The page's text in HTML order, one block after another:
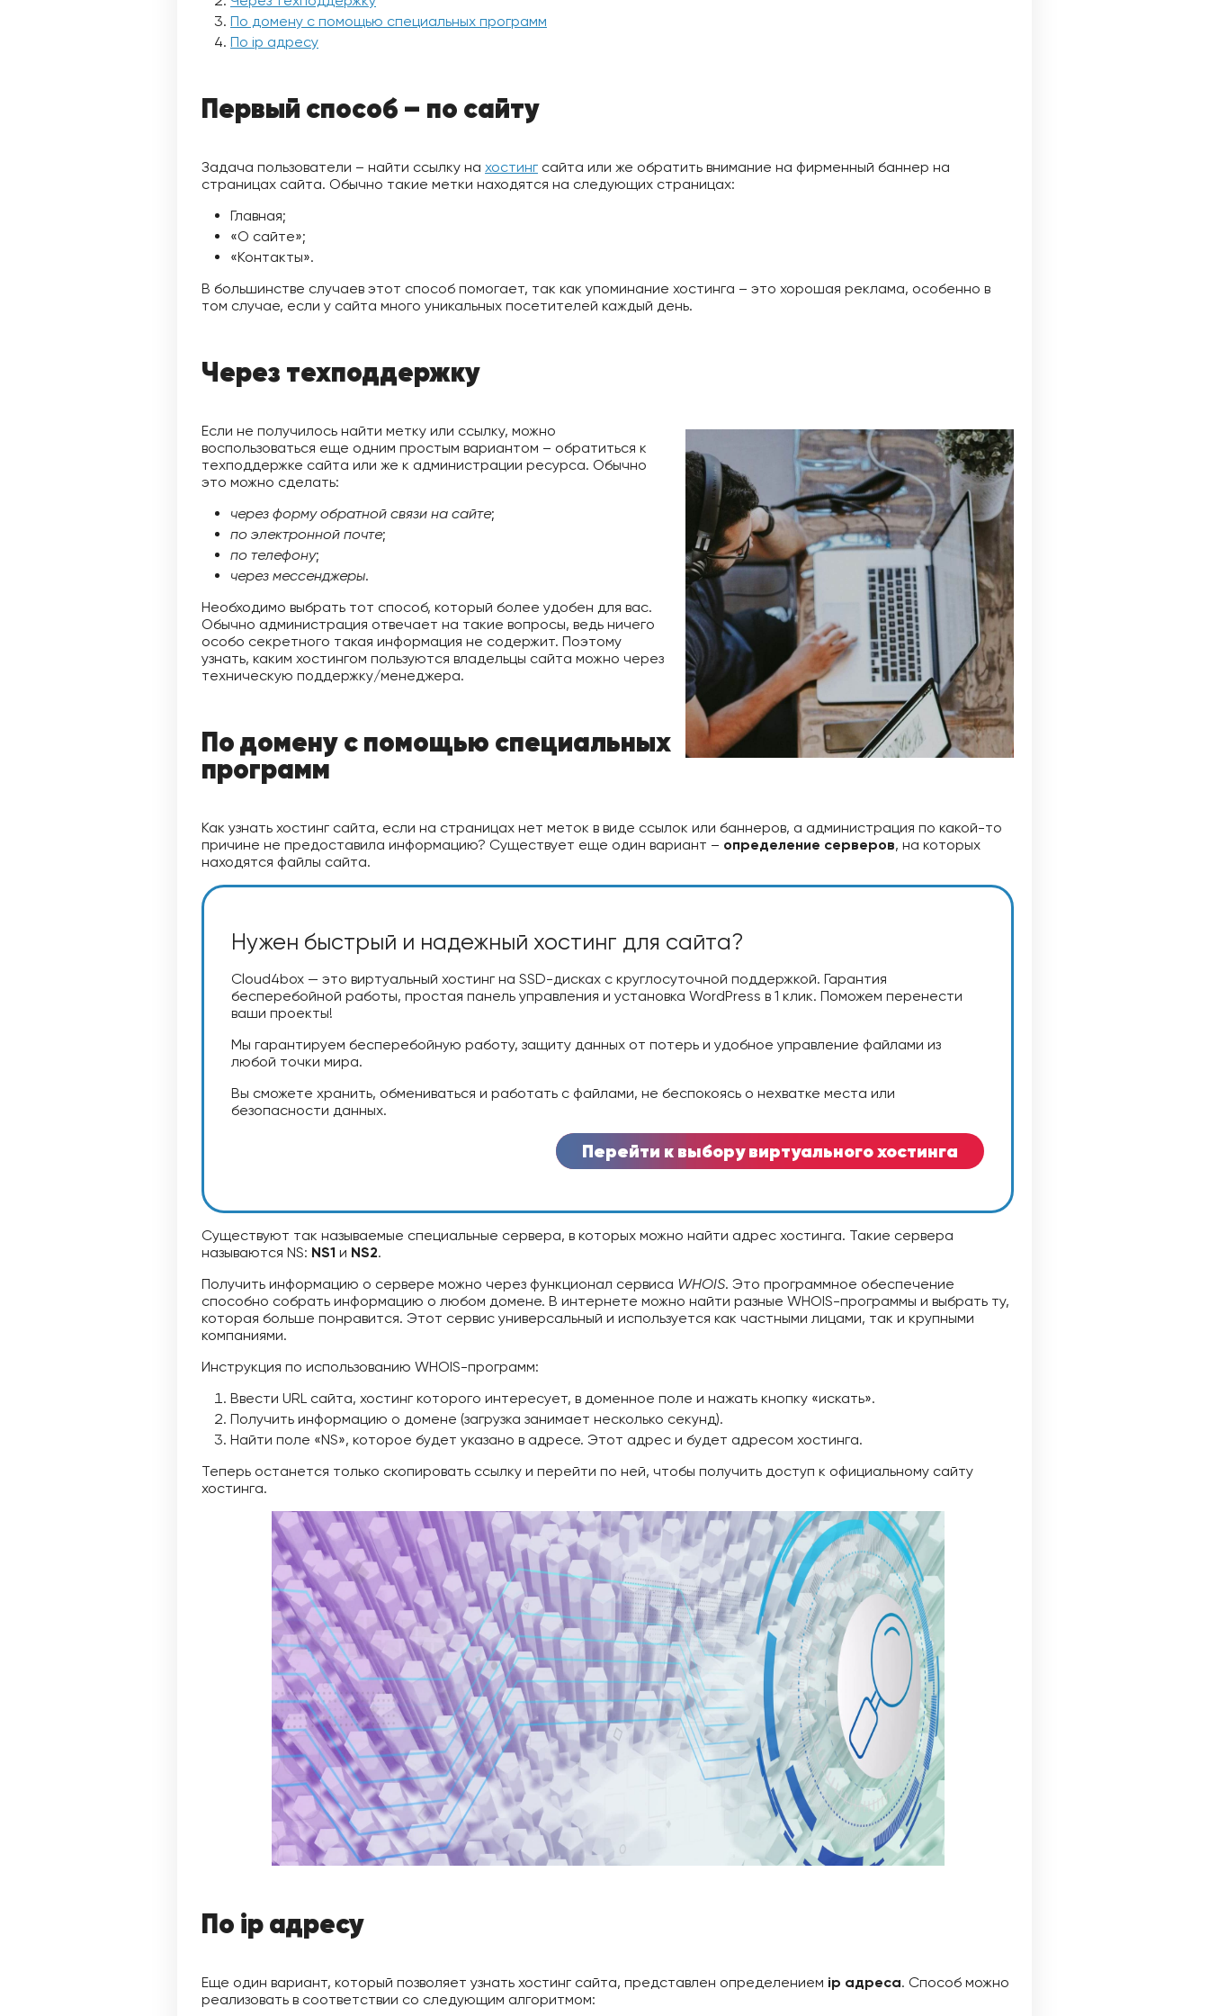
По домену с помощью специальных программ
По ip адресу
Первый способ – по сайту
Задача пользователи – найти ссылку на хостинг сайта или же обратить внимание на фирменный баннер на
страницах сайта. Обычно такие метки находятся на следующих страницах:
Главная;
«О сайте»;
«Контакты».
В большинстве случаев этот способ помогает, так как упоминание хостинга – это хорошая реклама, особенно в
том случае, если у сайта много уникальных посетителей каждый день.
Через техподдержку
Если не получилось найти метку или ссылку, можно
воспользоваться еще одним простым вариантом – обратиться к
техподдержке сайта или же к администрации ресурса. Обычно
это можно сделать:
через форму обратной связи на сайте;
по электронной почте;
по телефону;
через мессенджеры.
Необходимо выбрать тот способ, который более удобен для вас.
Обычно администрация отвечает на такие вопросы, ведь ничего
особо секретного такая информация не содержит. Поэтому
узнать, каким хостингом пользуются владельцы сайта можно через
техническую поддержку/менеджера.
По домену с помощью специальных
программ
Как узнать хостинг сайта, если на страницах нет меток в виде ссылок или баннеров, а администрация по какой-то
причине не предоставила информацию? Существует еще один вариант – определение серверов, на которых
находятся файлы сайта.
Нужен быстрый и надежный хостинг для сайта?
Cloud4box — это виртуальный хостинг на SSD-дисках с круглосуточной поддержкой. Гарантия
бесперебойной работы, простая панель управления и установка WordPress в 1 клик. Поможем перенести
ваши проекты!
Мы гарантируем бесперебойную работу, защиту данных от потерь и удобное управление файлами из
любой точки мира.
Вы сможете хранить, обмениваться и работать с файлами, не беспокоясь о нехватке места или
безопасности данных.
Перейти к выбору виртуального хостинга
Существуют так называемые специальные сервера, в которых можно найти адрес хостинга. Такие сервера
называются NS: NS1 и NS2.
Получить информацию о сервере можно через функционал сервиса WHOIS. Это программное обеспечение
способно собрать информацию о любом домене. В интернете можно найти разные WHOIS-программы и выбрать ту,
которая больше понравится. Этот сервис универсальный и используется как частными лицами, так и крупными
компаниями.
Инструкция по использованию WHOIS-программ:
Ввести URL сайта, хостинг которого интересует, в доменное поле и нажать кнопку «искать».
Получить информацию о домене (загрузка занимает несколько секунд).
Найти поле «NS», которое будет указано в адресе. Этот адрес и будет адресом хостинга.
Теперь останется только скопировать ссылку и перейти по ней, чтобы получить доступ к официальному сайту
хостинга.
По ip адресу
Еще один вариант, который позволяет узнать хостинг сайта, представлен определением ip адреса. Способ можно
реализовать в соответствии со следующим алгоритмом: